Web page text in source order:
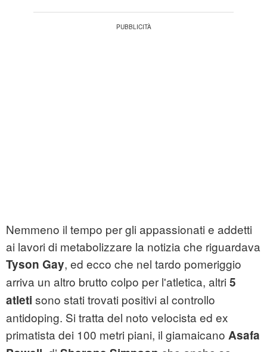
Nemmeno il tempo per gli appassionati e addetti
ai lavori di metabolizzare la notizia che riguardava
Tyson Gay, ed ecco che nel tardo pomeriggio
arriva un altro brutto colpo per l'atletica, altri 5
atleti sono stati trovati positivi al controllo
antidoping. Si tratta del noto velocista ed ex
primatista dei 100 metri piani, il giamaicano Asafa